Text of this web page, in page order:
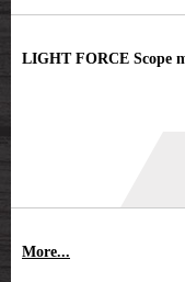
LIGHT FORCE Scope
More...